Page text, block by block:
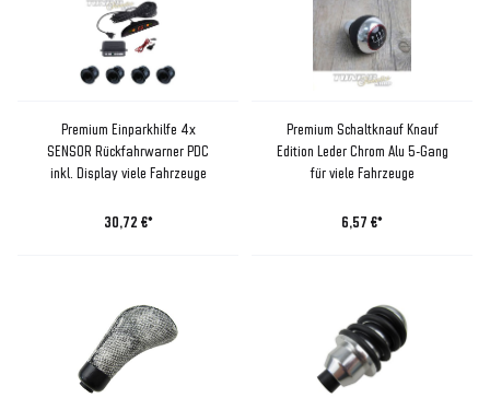
Premium Einparkhilfe 4x
SENSOR Rückfahrwarner PDC
inkl. Display viele Fahrzeuge
30,72 €*
Premium Schaltknauf Knauf
Edition Leder Chrom Alu 5-Gang
für viele Fahrzeuge
6,57 €*